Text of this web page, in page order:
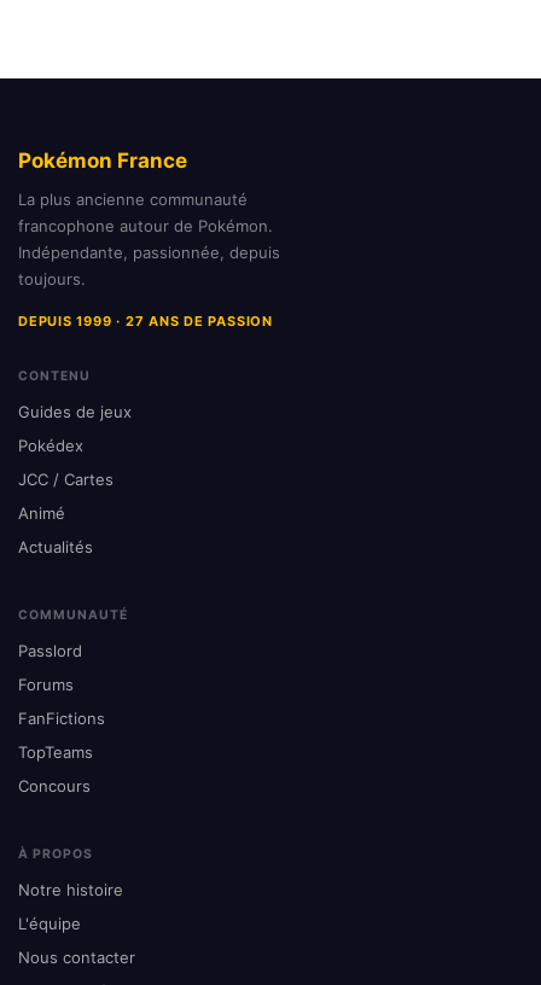
Pokémon France
La plus ancienne communauté
francophone autour de Pokémon.
Indépendante, passionnée, depuis
toujours.
DEPUIS 1999 · 27 ANS DE PASSION
CONTENU
Guides de jeux
Pokédex
JCC / Cartes
Animé
Actualités
COMMUNAUTÉ
Passlord
Forums
FanFictions
TopTeams
Concours
À PROPOS
Notre histoire
L'équipe
Nous contacter